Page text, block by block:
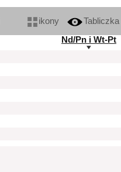
ikony
Nd/Pn i Wt-Pt